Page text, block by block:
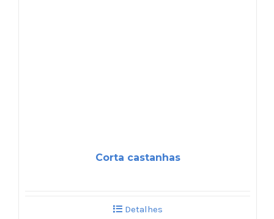
Corta castanhas
Detalhes